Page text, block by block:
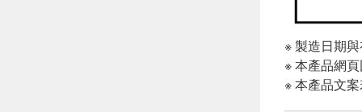
※ 製造日期
※ 本產品網
※ 本產品文